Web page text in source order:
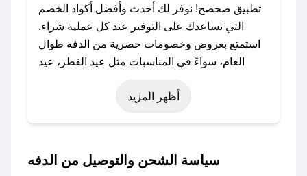
تطبيق صحصح! نوفر لك أحدث وأفضل أكواد الخصم
التي تساعدك على التوفير عند كل عملية شراء.
استمتع بعروض وخصومات حصرية من الدفه طوال
العام، سواءً في المناسبات مثل عيد الفطر، عيد
الأضحى، الجمعة البيضاء (شهر نوفمبر)، رمضان،
اليوم الوطني، يوم التأسيس، أو حتى عروض خاصة
باستخدام تطبيق صحصح، يمكنك العثور بسهولة على
أظهر المزيد
سياسة الشحن والتوصيل من الدفه